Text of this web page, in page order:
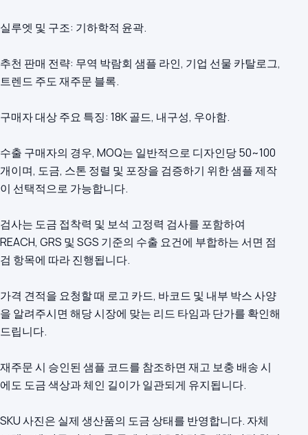
실루엣 및 구조: 기하학적 윤곽.
추천 판매 전략: 무역 박람회 샘플 라인, 기업 선물 카탈로그,
트렌드 주도 재주문 블록.
구매자 대상 주요 특징: 18K 골드, 내구성, 우아함.
수출 구매자의 경우, MOQ는 일반적으로 디자인당 50~100
개이며, 도금, 스톤 정렬 및 포장을 검증하기 위한 샘플 제작
이 선택적으로 가능합니다.
검사는 도금 접착력 및 보석 고정력 검사를 포함하여
REACH, GRS 및 SGS 기준의 수출 요건에 부합하는 서면 점
검 항목에 따라 진행됩니다.
가격 견적을 요청할 때 로고 카드, 바코드 및 내부 박스 사양
을 알려주시면 해당 시장에 맞는 리드 타임과 단가를 확인해
드립니다.
재주문 시 승인된 샘플 코드를 참조하면 재고 보충 배송 시
에도 도금 색상과 체인 길이가 일관되게 유지됩니다.
SKU 사진은 실제 생산품의 도금 상태를 반영합니다. 자체